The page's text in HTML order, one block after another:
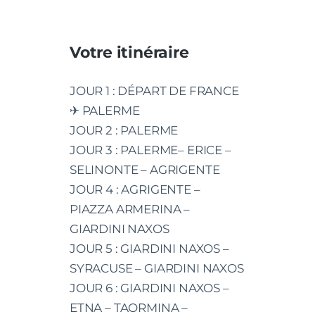
Votre itinéraire
JOUR 1 : DÉPART DE FRANCE
✈ PALERME
JOUR 2 : PALERME
JOUR 3 : PALERME– ERICE –
SELINONTE – AGRIGENTE
JOUR 4 : AGRIGENTE –
PIAZZA ARMERINA –
GIARDINI NAXOS
JOUR 5 : GIARDINI NAXOS –
SYRACUSE – GIARDINI NAXOS
JOUR 6 : GIARDINI NAXOS –
ETNA – TAORMINA –